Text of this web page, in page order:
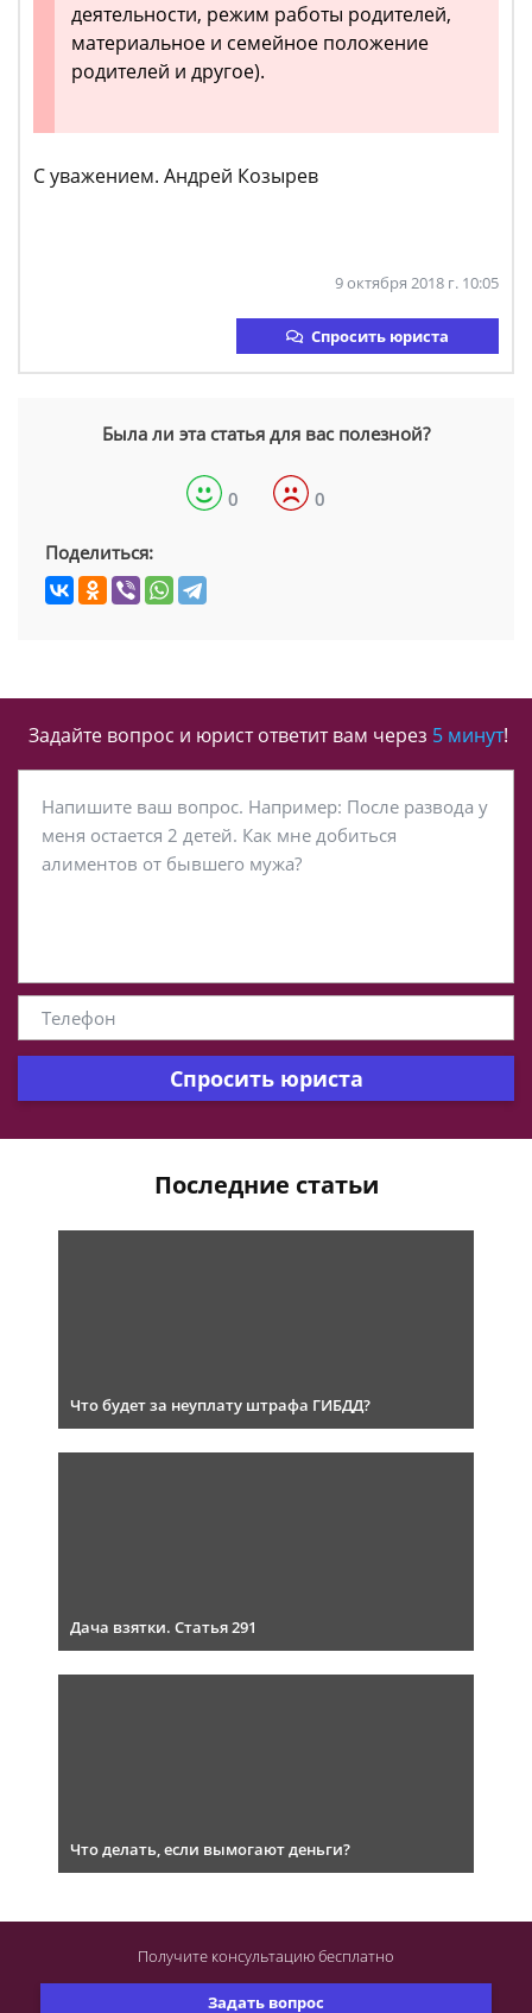
деятельности, режим работы родителей,
материальное и семейное положение
родителей и другое).
С уважением. Андрей Козырев
9 октября 2018 г. 10:05
Спросить юриста
Была ли эта статья для вас полезной?
0 0
Поделиться:
Задайте вопрос и юрист ответит вам через 5 минут!
Спросить юриста
Последние статьи
Что будет за неуплату штрафа ГИБДД?
Дача взятки. Статья 291
Что делать, если вымогают деньги?
Задать вопрос
Получите консультациюбесплатно